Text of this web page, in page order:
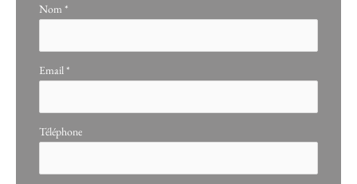
Nom *
Email *
Téléphone